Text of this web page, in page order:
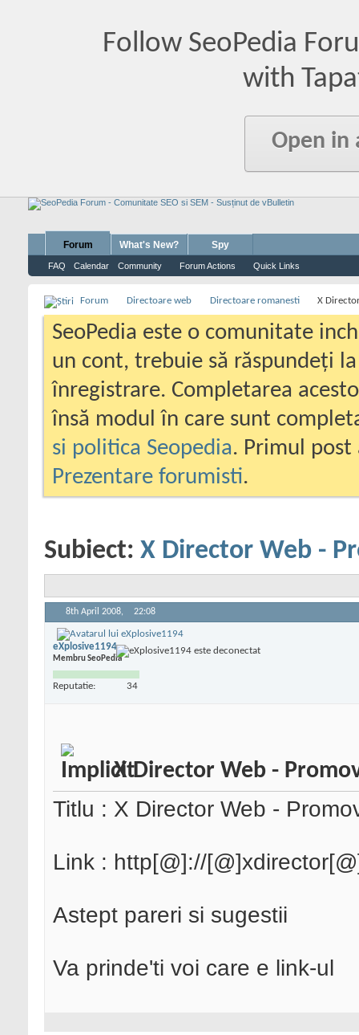
Follow SeoPedia
with
Open in
Forum
FAQ Calendar Community Forum Actions Quick Links
What's New? Spy
Forum Directoare web Directoare romanesti X
SeoPedia este o comunitate
un cont, trebuie să răspundeți
înregistrare. Completarea
însă modul în care sunt
si politica Seopedia. Primul
Prezentare forumisti.
Subiect: X Director Web -
8th April 2008, 22:08
eXplosive1194
Membru SeoPedia
Reputatie: 34
X Director Web -
Titlu : X Director Web -
Link : http[@]://
Astept pareri si sugestii
Va prinde'ti voi care e link-ul